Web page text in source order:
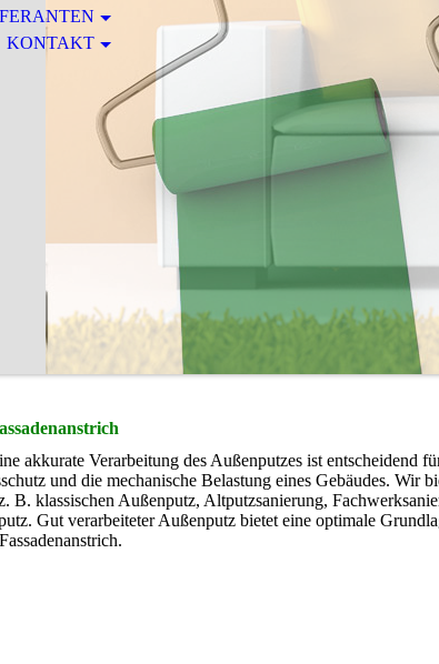
KONTAKT
akkurate Verarbeitung des Außenputzes ist entscheidend
und die mechanische Belastung eines Gebäudes. Wir
B. klassischen Außenputz, Altputzsanierung,
Gut verarbeiteter Außenputz bietet eine optimale